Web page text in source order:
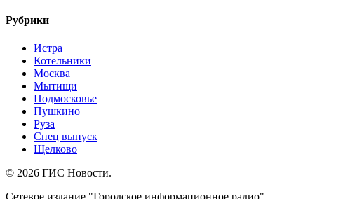
Рубрики
Истра
Котельники
Москва
Мытищи
Подмосковье
Пушкино
Руза
Спец выпуск
Щелково
© 2026 ГИС Новости.
Сетевое издание "Городское информационное радио"